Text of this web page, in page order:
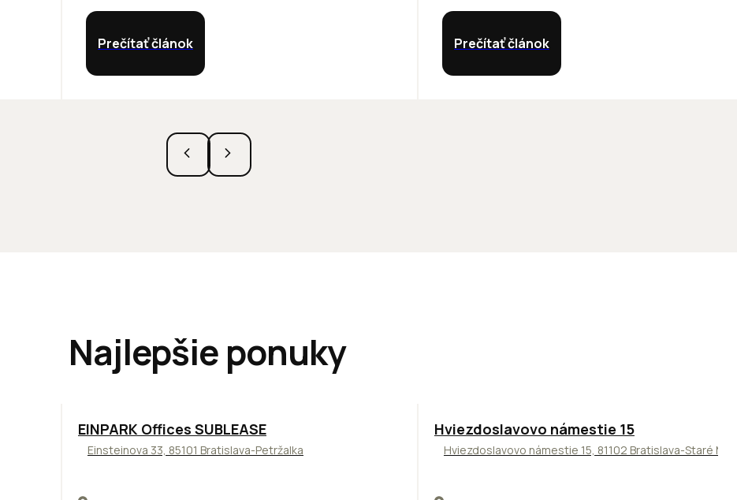
Prečítať článok Prečítať článok
Najlepšie ponuky
TOP ODPORÚČAME
EINPARK Offices SUBLEASE
Einsteinova 33, 85101 Bratislava-Petržalka
ODPORÚČAME
Hviezdoslavovo námestie 15
Hviezdoslavovo námestie 15, 81102 Bratislava-Staré